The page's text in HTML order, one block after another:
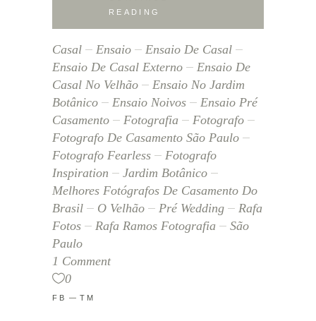
READING
Casal Ensaio
Ensaio De Casal
Ensaio De Casal Externo
Ensaio De
Casal No Velhão
Ensaio No Jardim
Botânico
Ensaio Noivos
Ensaio Pré
Casamento
Fotografia
Fotografo
Fotografo De Casamento São Paulo
Fotografo Fearless
Fotografo
Inspiration
Jardim Botânico
Melhores Fotógrafos De Casamento Do
Brasil
O Velhão Pré Wedding
Rafa
Fotos
Rafa Ramos Fotografia
São
Paulo
1 Comment
0
FB TM